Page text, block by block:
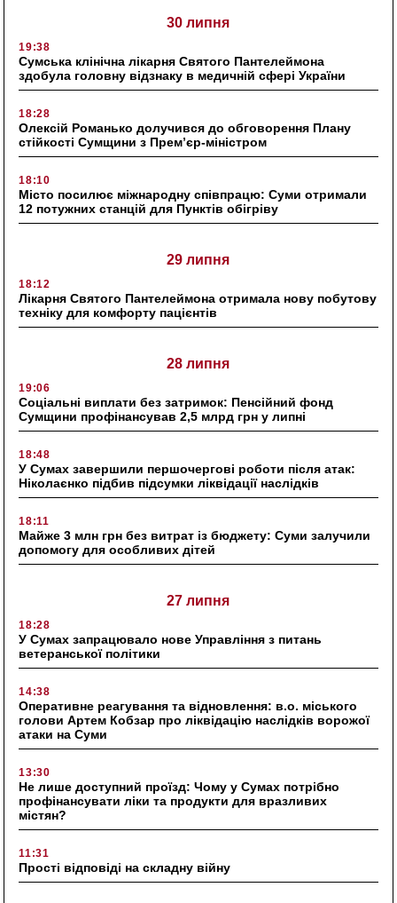
30 липня
19:38
Сумська клінічна лікарня Святого Пантелеймона
здобула головну відзнаку в медичній сфері України
18:28
Олексій Романько долучився до обговорення Плану
стійкості Сумщини з Прем’єр-міністром
18:10
Місто посилює міжнародну співпрацю: Суми отримали
12 потужних станцій для Пунктів обігріву
29 липня
18:12
Лікарня Святого Пантелеймона отримала нову побутову
техніку для комфорту пацієнтів
28 липня
19:06
Соціальні виплати без затримок: Пенсійний фонд
Сумщини профінансував 2,5 млрд грн у липні
18:48
У Сумах завершили першочергові роботи після атак:
Ніколаєнко підбив підсумки ліквідації наслідків
18:11
Майже 3 млн грн без витрат із бюджету: Суми залучили
допомогу для особливих дітей
27 липня
18:28
У Сумах запрацювало нове Управління з питань
ветеранської політики
14:38
Оперативне реагування та відновлення: в.о. міського
голови Артем Кобзар про ліквідацію наслідків ворожої
атаки на Суми
13:30
Не лише доступний проїзд: Чому у Сумах потрібно
профінансувати ліки та продукти для вразливих
містян?
11:31
Прості відповіді на складну війну